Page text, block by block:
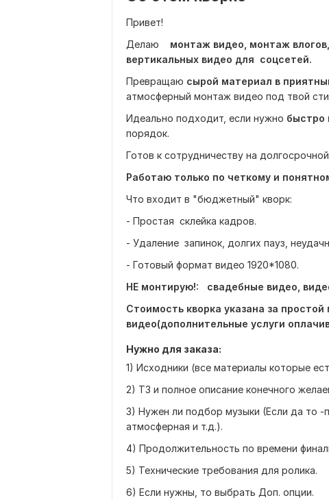
Привет!
Делаю монтаж видео, монтаж
вертикальных видео для соцсетей.
Превращаю сырой материал в
атмосферный монтаж видео под твой
Идеально подходит, если нужно быстро
порядок.
Готов к сотрудничеству на
Работаю только по четкому и
Что входит в "бюджетный" кворк:
- Простая склейка кадров.
- Удаление запинок, долгих пауз,
- Готовый формат видео 1920*1080.
НЕ монтирую!: свадебные видео,
Стоимость кворка указана за
видео(дополнительные услуги
Нужно для заказа:
1) Исходники (все материалы которые
2) ТЗ и полное описание конечного
3) Нужен ли подбор музыки (Если да то -
атмосферная и т.д.).
4) Продолжительность по времени
5) Технические требования для ролика.
6) Если нужны, то выбрать Доп. опции.